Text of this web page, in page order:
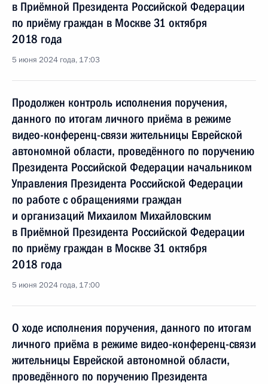
в Приёмной Президента Российской Федерации
по приёму граждан в Москве 31 октября
2018 года
5 июня 2024 года, 17:03
Продолжен контроль исполнения поручения,
данного по итогам личного приёма в режиме
видео-конференц-связи жительницы Еврейской
автономной области, проведённого по поручению
Президента Российской Федерации начальником
Управления Президента Российской Федерации
по работе с обращениями граждан
и организаций Михаилом Михайловским
в Приёмной Президента Российской Федерации
по приёму граждан в Москве 31 октября
2018 года
5 июня 2024 года, 17:00
О ходе исполнения поручения, данного по итогам
личного приёма в режиме видео-конференц-связи
жительницы Еврейской автономной области,
проведённого по поручению Президента